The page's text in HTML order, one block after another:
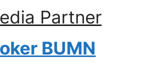
Partner
BUMN